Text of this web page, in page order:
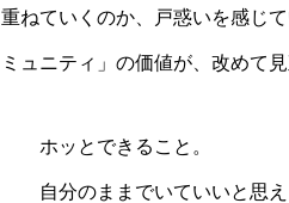
重ねていくのか、戸惑いを感じ
ミュニティ」の価値が、改めて
ホッとできること。
自分のままでいていいと思え